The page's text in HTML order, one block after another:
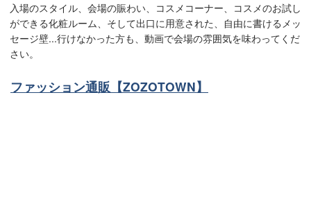
入場のスタイル、会場の賑わい、コスメコーナー、コスメのお試し
ができる化粧ルーム、そして出口に用意された、自由に書けるメッ
セージ壁...行けなかった方も、動画で会場の雰囲気を味わってくだ
さい。
ファッション通販【ZOZOTOWN】